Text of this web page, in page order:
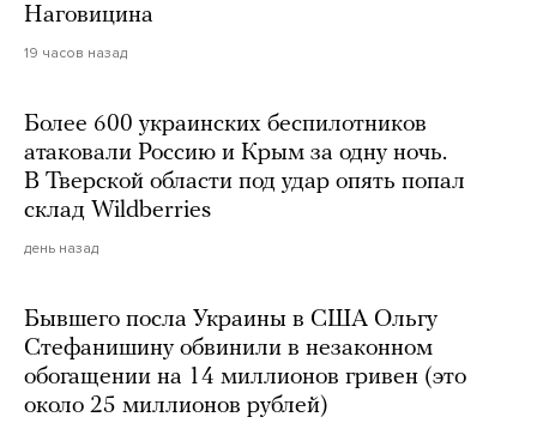
Наговицина
19 часов назад
Более 600 украинских беспилотников
атаковали Россию и Крым за одну ночь.
В Тверской области под удар опять попал
склад Wildberries
день назад
Бывшего посла Украины в США Ольгу
Стефанишину обвинили в незаконном
обогащении на 14 миллионов гривен (это
около 25 миллионов рублей)